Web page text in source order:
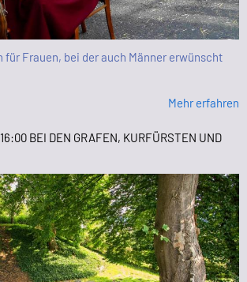
für Frauen, bei der auch Männer erwünscht
Mehr erfahren
BEI DEN GRAFEN, KURFÜRSTEN UND